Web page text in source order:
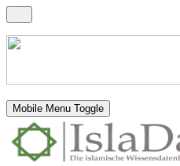
Mobile Menu Toggle